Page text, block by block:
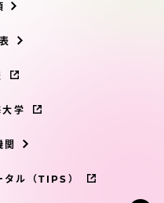
学
関
タル（TIPS）